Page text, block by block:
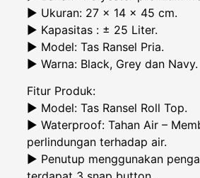
► Ukuran: 27 x 14 x 45 cm.
► Kapasitas : ± 25 Liter.
► Model: Tas Ransel Pria.
► Warna: Black, Grey dan Navy.
Fitur Produk:
► Model: Tas Ransel Roll Top.
► Waterproof: Tahan Air –
perlindungan terhadap air.
► Penutup menggunakan